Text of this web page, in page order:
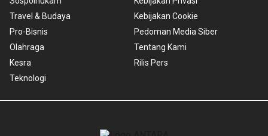
Travel & Budaya
Pro-Bisnis
Olahraga
Kesra
Teknologi
Kebijakan Cookie
Pedoman Media Siber
Tentang Kami
Rilis Pers